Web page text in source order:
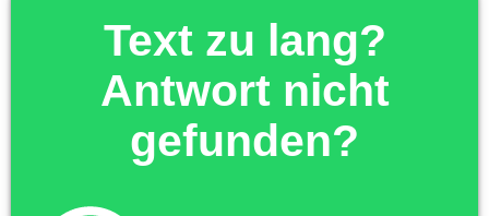
Text zu lang?
Antwort nicht
gefunden?